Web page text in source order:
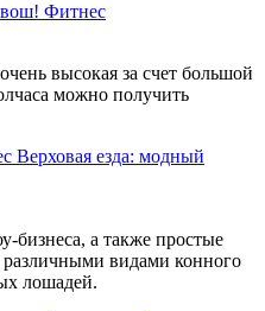
Фитнес
высокая за счет большой
можно получить
Верховая езда: модный
бизнеса, а также простые
различными видами конного
лошадей.